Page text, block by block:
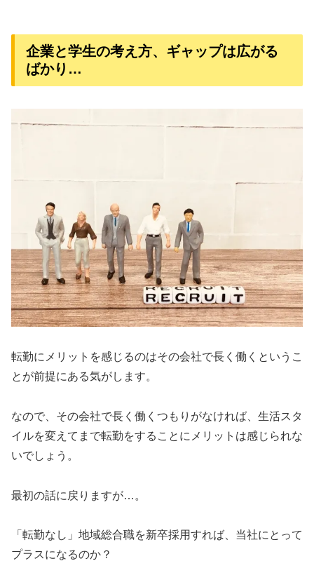
企業と学生の考え方、ギャップは広がる
ばかり…
転勤にメリットを感じるのはその会社で長く働くというこ
とが前提にある気がします。
なので、その会社で長く働くつもりがなければ、生活スタ
イルを変えてまで転勤をすることにメリットは感じられな
いでしょう。
最初の話に戻りますが…。
「転勤なし」地域総合職を新卒採用すれば、当社にとって
プラスになるのか？